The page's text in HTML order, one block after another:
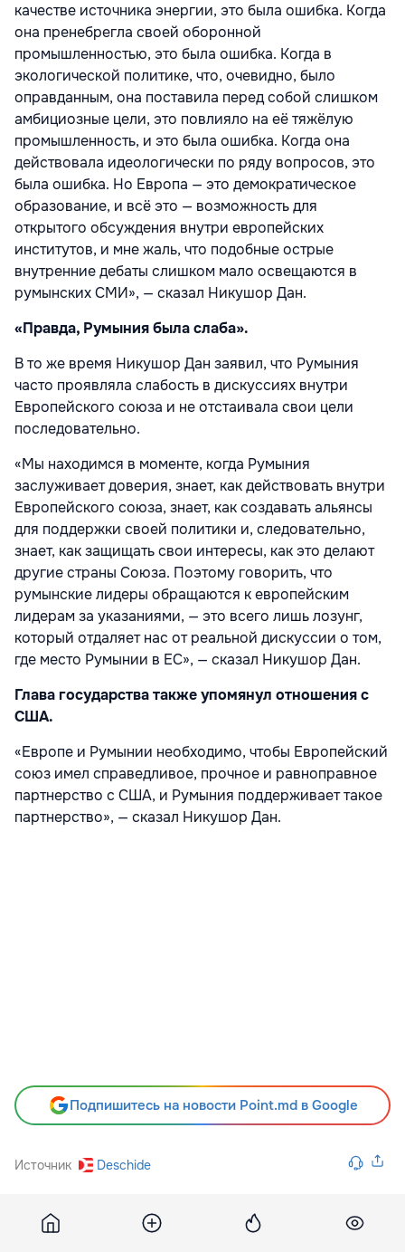
качестве источника энергии, это была ошибка. Когда
она пренебрегла своей оборонной
промышленностью, это была ошибка. Когда в
экологической политике, что, очевидно, было
оправданным, она поставила перед собой слишком
амбициозные цели, это повлияло на её тяжёлую
промышленность, и это была ошибка. Когда она
действовала идеологически по ряду вопросов, это
была ошибка. Но Европа — это демократическое
образование, и всё это — возможность для
открытого обсуждения внутри европейских
институтов, и мне жаль, что подобные острые
внутренние дебаты слишком мало освещаются в
румынских СМИ», — сказал Никушор Дан.
«Правда, Румыния была слаба».
В то же время Никушор Дан заявил, что Румыния
часто проявляла слабость в дискуссиях внутри
Европейского союза и не отстаивала свои цели
последовательно.
«Мы находимся в моменте, когда Румыния
заслуживает доверия, знает, как действовать внутри
Европейского союза, знает, как создавать альянсы
для поддержки своей политики и, следовательно,
знает, как защищать свои интересы, как это делают
другие страны Союза. Поэтому говорить, что
румынские лидеры обращаются к европейским
лидерам за указаниями, — это всего лишь лозунг,
который отдаляет нас от реальной дискуссии о том,
где место Румынии в ЕС», — сказал Никушор Дан.
Глава государства также упомянул отношения с
США.
«Европе и Румынии необходимо, чтобы Европейский
союз имел справедливое, прочное и равноправное
партнерство с США, и Румыния поддерживает такое
партнерство», — сказал Никушор Дан.
Подпишитесь на новости Point.md в Google
Источник Deschide